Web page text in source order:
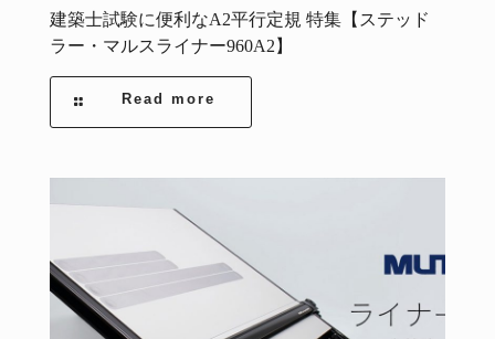
建築士試験に便利なA2平行定規 特集【ステッド
ラー・マルスライナー960A2】
Read more